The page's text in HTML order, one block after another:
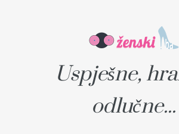
Uspješne,
odlučne...